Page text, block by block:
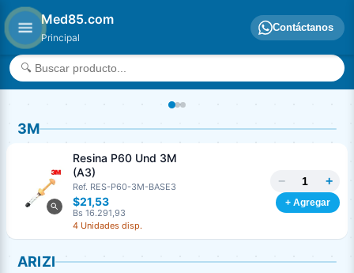
Med85.com
Principal
Contáctanos
3M
Resina P60 Und 3M
(A3)
Ref. RES-P60-3M-BASE3
$21,53
Bs 16.291,93
4 Unidades disp.
− +
+ Agregar
ARIZI